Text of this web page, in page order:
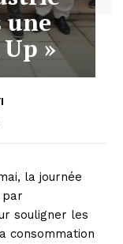
une
»
la journée
par
souligner les
consommation